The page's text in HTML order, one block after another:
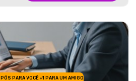
PARA VOCÊ +1 PARA UM AMIGO